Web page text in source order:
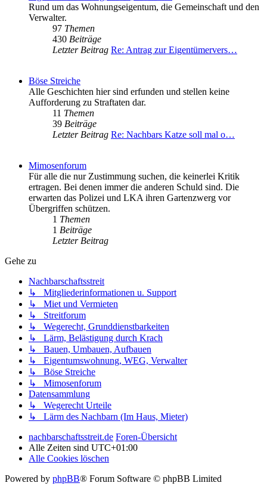
Rund um das Wohnungseigentum, die Gemeinschaft und den
Verwalter.
97 Themen
430 Beiträge
Letzter Beitrag Re: Antrag zur Eigentümervers…
Böse Streiche
Alle Geschichten hier sind erfunden und stellen keine
Aufforderung zu Straftaten dar.
11 Themen
39 Beiträge
Letzter Beitrag Re: Nachbars Katze soll mal o…
Mimosenforum
Für alle die nur Zustimmung suchen, die keinerlei Kritik
ertragen. Bei denen immer die anderen Schuld sind. Die
erwarten das Polizei und LKA ihren Gartenzwerg vor
Übergriffen schützen.
1 Themen
1 Beiträge
Letzter Beitrag
Gehe zu
Nachbarschaftsstreit
↳ Mitgliederinformationen u. Support
↳ Miet und Vermieten
↳ Streitforum
↳ Wegerecht, Grunddienstbarkeiten
↳ Lärm, Belästigung durch Krach
↳ Bauen, Umbauen, Aufbauen
↳ Eigentumswohnung, WEG, Verwalter
↳ Böse Streiche
↳ Mimosenforum
Datensammlung
↳ Wegerecht Urteile
↳ Lärm des Nachbarn (Im Haus, Mieter)
nachbarschaftsstreit.de Foren-Übersicht
Alle Zeiten sind UTC+01:00
Alle Cookies löschen
Powered by phpBB® Forum Software © phpBB Limited